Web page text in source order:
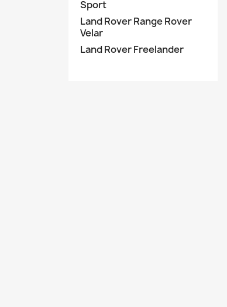
Sport
Land Rover Range Rover
Velar
Land Rover Freelander